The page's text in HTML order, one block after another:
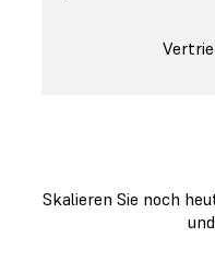
Skalieren Sie noch